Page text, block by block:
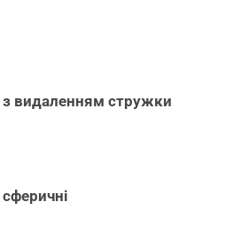
видаленням стружки